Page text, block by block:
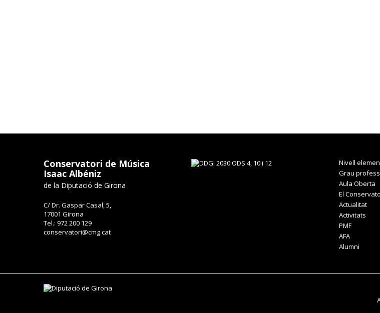
Conservatori de Música
Isaac Albéniz
de la Diputació de Girona
C/ Dr. Gaspar Casal, 5,
17001 Girona
Tel.: 972 200 129
conservatori@cmg.cat
Nivell
Grau
Aula Oberta
El
Actualitat
Activitats
PMF
AFA
Alumni